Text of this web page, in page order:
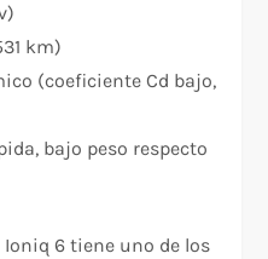
km)
(coeficiente Cd bajo,
bajo peso respecto
Ioniq 6 tiene uno de los